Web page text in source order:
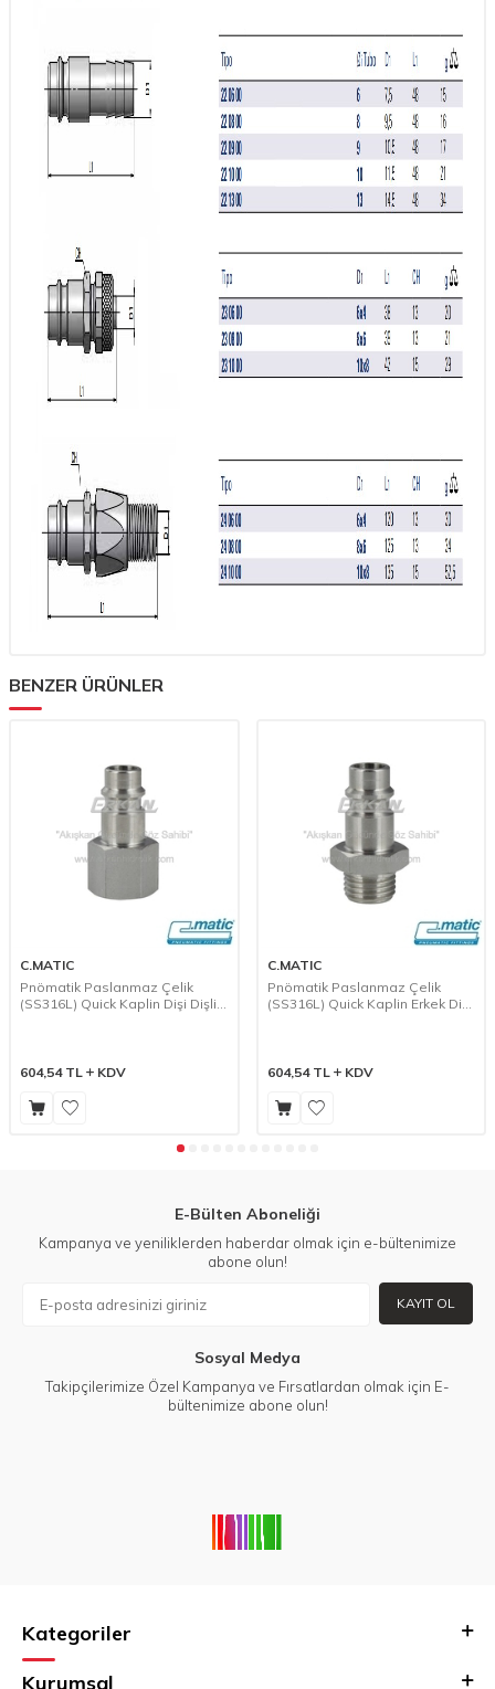
BENZER ÜRÜNLER
C.MATIC
Pnömatik Paslanmaz Çelik
(SS316L) Quick Kaplin Dişi Dişli
604,54TL KDV
C.MATIC
Pnömatik Paslanmaz Çelik
(SS316L) Quick Kaplin Erkek Dişli
604,54TL KDV
E-Bülten Aboneliği
Kampanya ve yeniliklerden haberdar olmak için e-bültenimize
abone olun!
KAYIT OL
Sosyal Medya
Takipçilerimize Özel Kampanya ve Fırsatlardan olmak için E-
bültenimize abone olun!
Kategoriler
Kurumsal